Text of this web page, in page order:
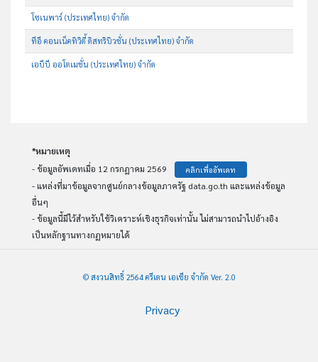
โซเนพาร์ (ประเทศไทย) จำกัด
ทีอี คอนเน็คทิวิตี้ ดิสทริบิวชั่น (ประเทศไทย) จำกัด
เอบีบี ออโตเมชั่น (ประเทศไทย) จำกัด
*หมายเหตุ
- ข้อมูลอัพเดทเมื่อ 12 กรกฎาคม 2569
คลิกเพื่ออัพเดท
- แหล่งที่มาข้อมูลจากศูนย์กลางข้อมูลภาครัฐ data.go.th และแหล่งข้อมูล
อื่นๆ
- ข้อมูลนี้มีไว้สำหรับใช้วิเคราะห์เชิงธุรกิจเท่านั้น ไม่สามารถนำไปอ้างอิง
เป็นหลักฐานทางกฏหมายได้
© สงวนสิทธิ์ 2564 ครีเดน เอเชีย จำกัด Ver. 2.0
Privacy